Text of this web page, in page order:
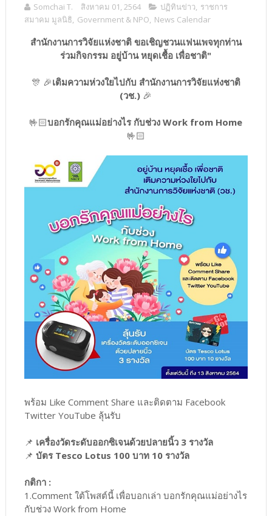
Somchai T. สิงหาคม 01, 2564 ปฏิทินข่าว, ราชการ
สมาคม มูลนิธิ, Government & NPO, News Calendar
สำนักงานการวิจัยแห่งชาติ ขอเชิญชวนแฟนเพจทุกท่าน
ร่วมกิจกรรม อยู่บ้าน หยุดเชื้อ เพื่อชาติ"
🎊 🎉เติมความห่วงใยไปกับ สำนักงานการวิจัยแห่งชาติ
(วช.) 🎉
🤟🏻บอกรักคุณแม่อย่างไร กับช่วง Work from Home
🤟🏻
พร้อม Like Comment Share และติดตาม Facebook
Twitter YouTube ลุ้นรับ
📌 เครื่องวัดระดับออกซิเจนด้วยปลายนิ้ว 3 รางวัล
📌 บัตร Tesco Lotus 100 บาท 10 รางวัล
กติกา :
1.Comment ใต้โพสต์นี้ เพื่อบอกเล่า บอกรักคุณแม่อย่างไร
กับช่วง Work from Home